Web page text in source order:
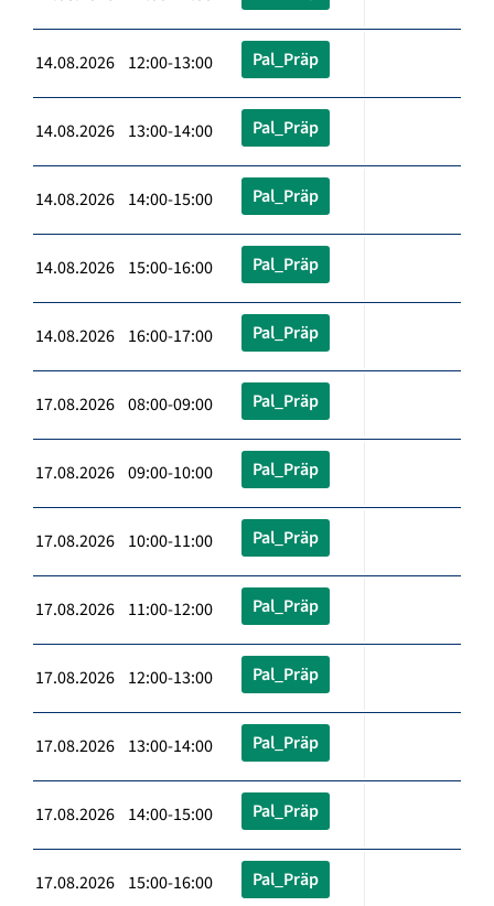
14.08.2026 12:00-13:00 Pal_Präp
14.08.2026 13:00-14:00 Pal_Präp
14.08.2026 14:00-15:00 Pal_Präp
14.08.2026 15:00-16:00 Pal_Präp
14.08.2026 16:00-17:00 Pal_Präp
17.08.2026 08:00-09:00 Pal_Präp
17.08.2026 09:00-10:00 Pal_Präp
17.08.2026 10:00-11:00 Pal_Präp
17.08.2026 11:00-12:00 Pal_Präp
17.08.2026 12:00-13:00 Pal_Präp
17.08.2026 13:00-14:00 Pal_Präp
17.08.2026 14:00-15:00 Pal_Präp
17.08.2026 15:00-16:00 Pal_Präp